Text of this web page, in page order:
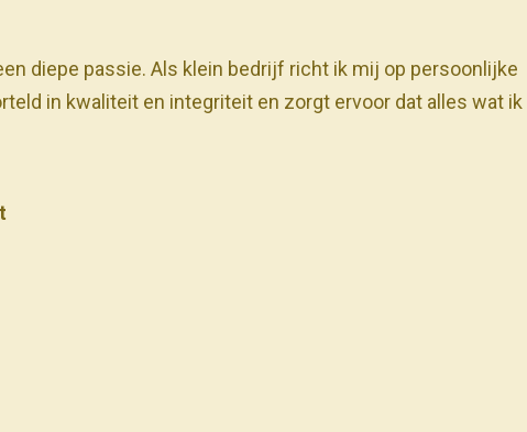
diepe passie. Als klein bedrijf richt ik mij op persoonlijke
in kwaliteit en integriteit en zorgt ervoor dat alles wat ik